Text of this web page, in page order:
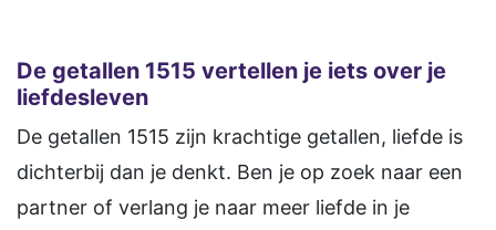
De getallen 1515 vertellen je iets over je
liefdesleven
De getallen 1515 zijn krachtige getallen, liefde is
dichterbij dan je denkt. Ben je op zoek naar een
partner of verlang je naar meer liefde in je